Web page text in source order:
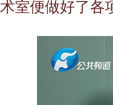
术室便做好了各